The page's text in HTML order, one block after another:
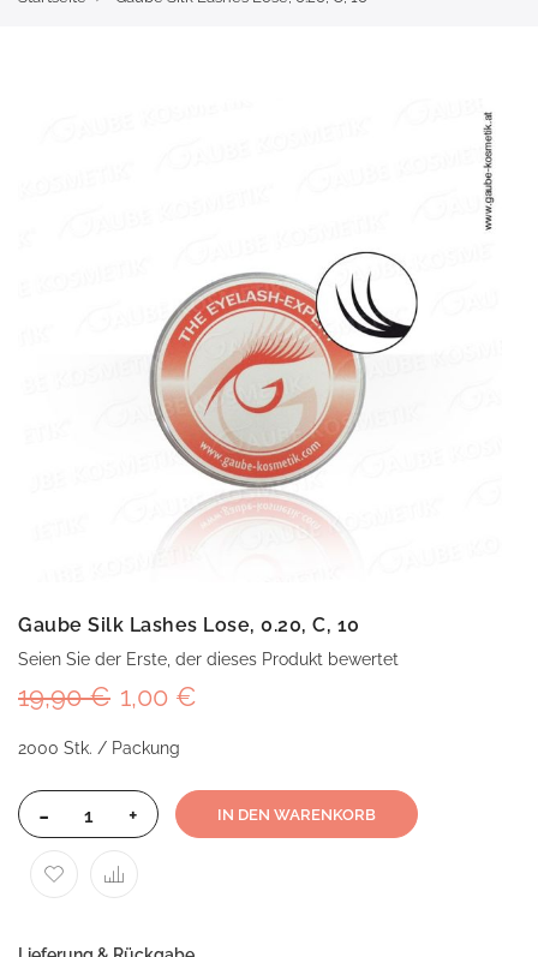
Gaube Silk Lashes Lose, 0.20, C, 10
Seien Sie der Erste, der dieses Produkt bewertet
1,00 €
19,90 €
2000 Stk. / Packung
- + IN DEN WARENKORB